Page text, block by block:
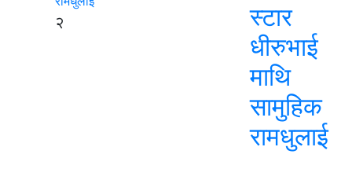
२
स्टार
धीरुभाई
माथि
सामुहिक
रामधुलाई